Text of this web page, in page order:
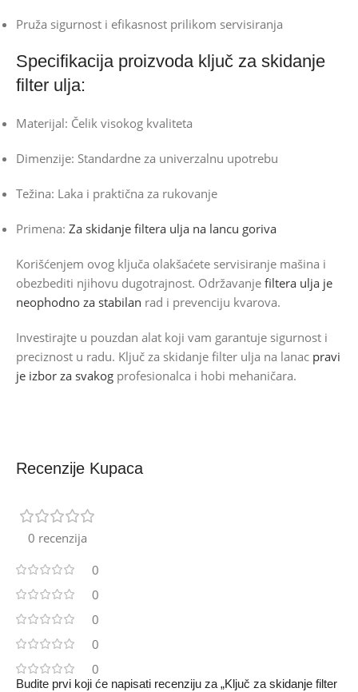
Pruža sigurnost i efikasnost prilikom servisiranja
Specifikacija proizvoda ključ za skidanje
filter ulja:
Materijal: Čelik visokog kvaliteta
Dimenzije: Standardne za univerzalnu upotrebu
Težina: Laka i praktična za rukovanje
Primena: Za skidanje filtera ulja na lancu goriva
Korišćenjem ovog ključa olakšaćete servisiranje mašina i
obezbediti njihovu dugotrajnost. Održavanje filtera ulja je
neophodno za stabilan rad i prevenciju kvarova.
Investirajte u pouzdan alat koji vam garantuje sigurnost i
preciznost u radu. Ključ za skidanje filter ulja na lanac pravi
je izbor za svakog profesionalca i hobi mehaničara.
Recenzije Kupaca
0 recenzija
0
0
0
0
0
Budite prvi koji će napisati recenziju za „Ključ za skidanje filter